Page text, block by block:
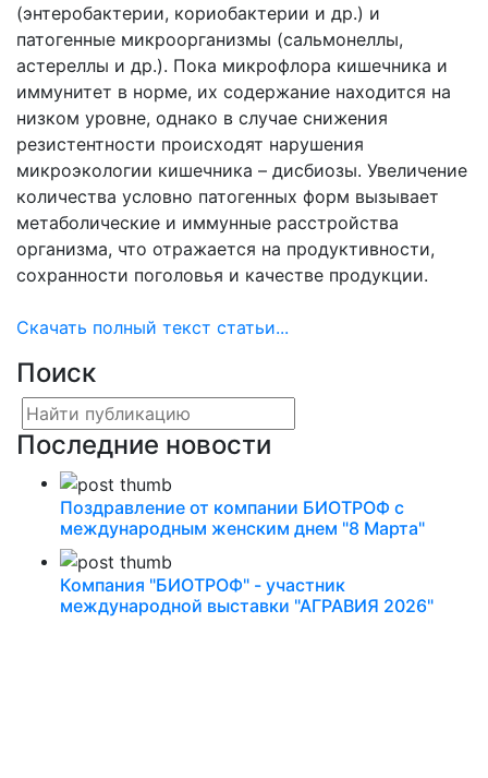
(энтеробактерии, кориобактерии и др.) и
патогенные микроорганизмы (сальмонеллы,
астереллы и др.). Пока микрофлора кишечника и
иммунитет в норме, их содержание находится на
низком уровне, однако в случае снижения
резистентности происходят нарушения
микроэкологии кишечника – дисбиозы. Увеличение
количества условно патогенных форм вызывает
метаболические и иммунные расстройства
организма, что отражается на продуктивности,
сохранности поголовья и качестве продукции.
Скачать полный текст статьи...
Поиск
Последние новости
Поздравление от компании БИОТРОФ с
международным женским днем "8 Марта"
Компания "БИОТРОФ" - участник
международной выставки "АГРАВИЯ 2026"